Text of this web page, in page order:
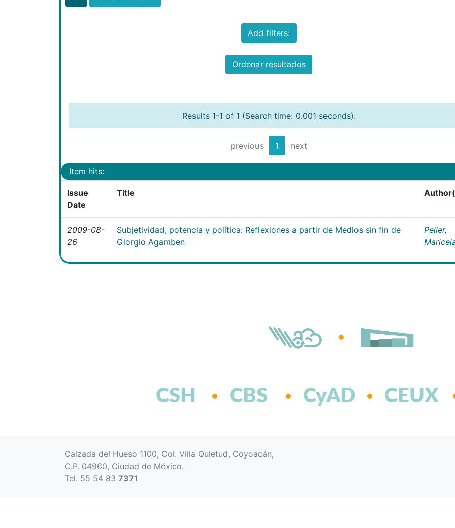
Add filters:
Ordenar resultados
Results 1-1 of 1 (Search time: 0.001 seconds).
previous 1 next
Item hits:
Issue
Date
Title
2009-08-
26
Subjetividad, potencia y política: Reflexiones a partir de Medios sin fin de
Giorgio Agamben
Peller,
CSH CBS CyAD CEUX
Calzada del Hueso 1100, Col. Villa Quietud, Coyoacán,
C.P. 04960, Ciudad de México.
Tel. 55 54 83 7371